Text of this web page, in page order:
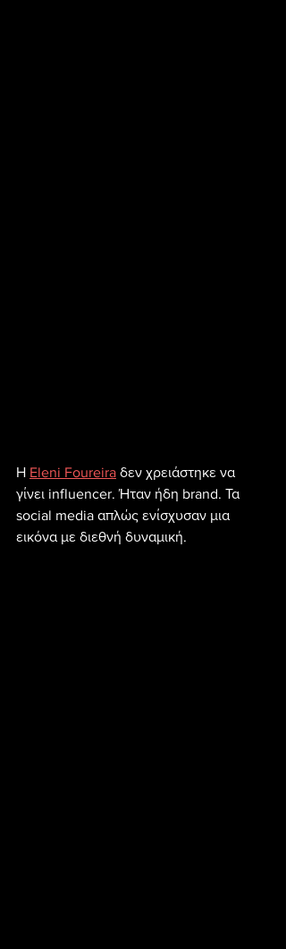
Η Eleni Foureira δεν χρειάστηκε να
γίνει influencer. Ήταν ήδη brand. Τα
social media απλώς ενίσχυσαν μια
εικόνα με διεθνή δυναμική.